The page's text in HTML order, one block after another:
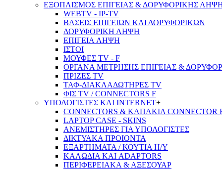
ΕΞΟΠΛΙΣΜΟΣ ΕΠΙΓΕΙΑΣ & ΔΟΡΥΦΟΡΙΚΗΣ
WEBTV - IP-TV
ΒΑΣΕΙΣ ΕΠΙΓΕΙΩΝ ΚΑΙ ΔΟΡΥΦΟΡΙΚΩΝ
ΔΟΡΥΦΟΡΙΚΗ ΛΗΨΗ
ΕΠΙΓΕΙA ΛΗΨΗ
ΙΣΤΟΙ
ΜΟΥΦΕΣ TV - F
ΟΡΓΑΝΑ ΜΕΤΡΗΣΗΣ ΕΠΙΓΕΙΑΣ &
ΠΡΙΖΕΣ TV
ΤΑΦ-ΔΙΑΚΛΑΔΩΤΗΡΕΣ TV
ΦΙΣ TV / CONNECTORS F
ΥΠΟΛΟΓΙΣΤΕΣ ΚΑΙ INTERNET+
CONNECTORS & ΚΑΠΑΚΙΑ CONNECTOR
LAPTOP CASE - SKINS
ΑΝΕΜΙΣΤΗΡΕΣ ΓΙΑ ΥΠΟΛΟΓΙΣΤΕΣ
ΔΙΚΤΥΑΚΑ ΠΡΟΙΟΝΤΑ
ΕΞΑΡΤΗΜΑΤΑ / ΚΟΥΤΙΑ Η/Υ
ΚΑΛΩΔΙΑ ΚΑΙ ADAPTORS
ΠΕΡΙΦΕΡΕΙΑΚΑ & ΑΞΕΣΟΥΑΡ